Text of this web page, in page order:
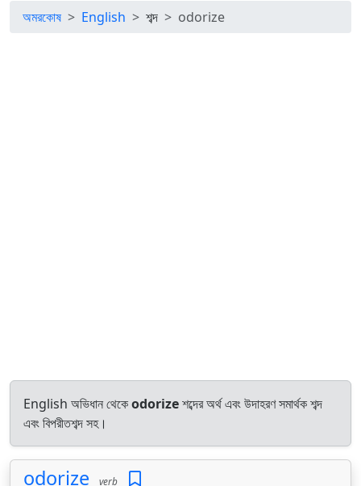
অমরকোষ English শব্দ odorize
English অভিধান থেকেodorizeশব্দের অর্থ এবং উদাহরণ সমার্থক শব্দ
এবং বিপরীতশব্দ সহ।
odorize verb